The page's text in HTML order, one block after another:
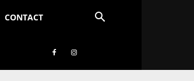
CONTACT